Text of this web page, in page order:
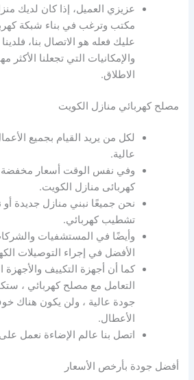
عزيزي العميل، إذا كان لديك
مكتب وترغب في بناء شبكة
عليك فعله هو الاتصال بنا،
والإمكانيات التي تجعلنا
الاطلاق.
مصلح كهربائي منازل الكويت
لكل من يريد القيام بجميع
عالية.
وفي نفس الوقت أسعار مخفضة
كهربائى منازل الكويت.
نحن جميعًا نبني منازل جديدة
تشطيب كهربائي.
وأيضًا في المستشفيات
الأفضل في إجراء التوصيلات
كما أن أجهزة التكييف والأجهزة
التعامل مع مصلح كهربائي ،
جودة عالية ، ولن يكون هناك
الأعطال.
اتصل بنا عالم الإضاءة نعمل على مدار
أفضل جودة بأرخص الأسعار